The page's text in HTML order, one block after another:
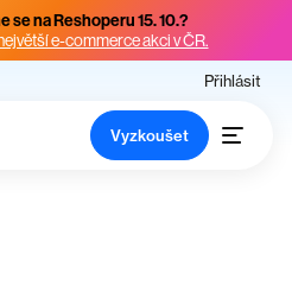
se na Reshoperu 15. 10.?
e-commerce akci v ČR.
Přihlásit
Vyzkoušet